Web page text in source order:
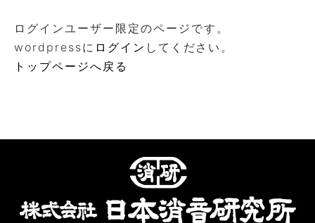
ログインユーザー限定のページです。
wordpressに ログイン してください。
トップページへ戻る